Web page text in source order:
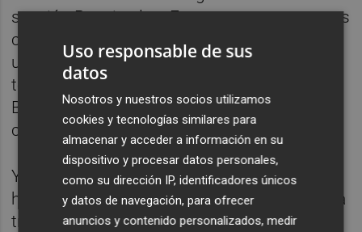
sección Psoeizados. En este caso, contamos
con dos propuestas y, en ambos casos, ¡hay
una vivienda involucrada! Por una parte
tenemos a Juan Soto Ivars y, por otra, a Bad
Bunny y la polémica en torno a sus
conciertos.
Y en nuestra recomendación cultural
hablamos sobre comer niños. Lo hacemos a
través de la novela El cielo de la selva, de
Uso responsable de sus
datos
Nosotros y nuestros socios utilizamos
cookies y tecnologías similares para
almacenar y acceder a información en su
dispositivo y procesar datos personales,
como su dirección IP, identificadores únicos
y datos de navegación, para ofrecer
anuncios y contenido personalizados, medir